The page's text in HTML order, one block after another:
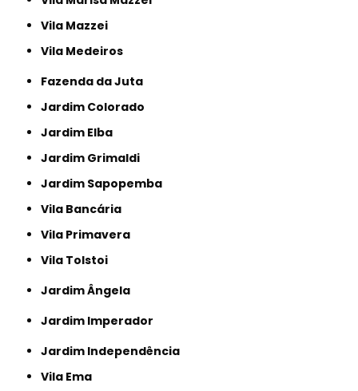
Vila Mazzei
Vila Medeiros
Fazenda da Juta
Jardim Colorado
Jardim Elba
Jardim Grimaldi
Jardim Sapopemba
Vila Bancária
Vila Primavera
Vila Tolstoi
Jardim Ângela
Jardim Imperador
Jardim Independência
Vila Ema